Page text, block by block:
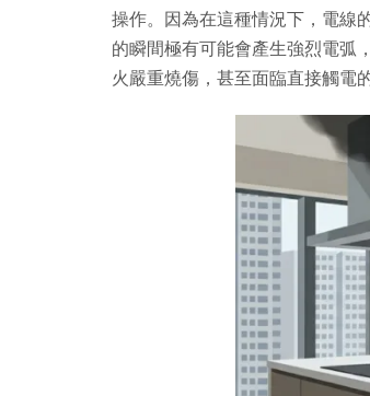
操作。因為在這種情況下，電線
的瞬間極有可能會產生強烈電弧
火嚴重燒傷，甚至面臨直接觸電